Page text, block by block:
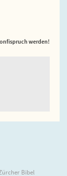
werden!
Bibel